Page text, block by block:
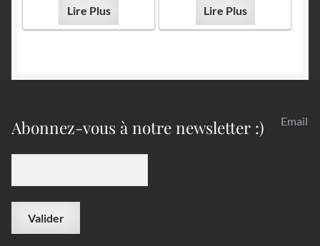
Lire Plus
Lire Plus
Abonnez-vous à notre newsletter :) Email